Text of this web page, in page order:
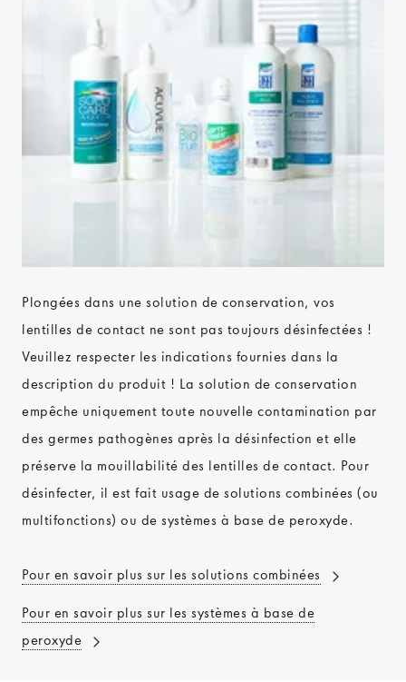
Plongées dans une solution de conservation, vos
lentilles de contact ne sont pas toujours désinfectées !
Veuillez respecter les indications fournies dans la
description du produit ! La solution de conservation
empêche uniquement toute nouvelle contamination par
des germes pathogènes après la désinfection et elle
préserve la mouillabilité des lentilles de contact. Pour
désinfecter, il est fait usage de solutions combinées (ou
multifonctions) ou de systèmes à base de peroxyde.
Pour en savoir plus sur les solutions combinées
Pour en savoir plus sur les systèmes à base de
peroxyde